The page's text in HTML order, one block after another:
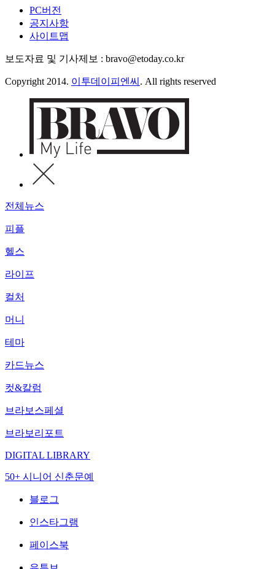
PC버전
공지사항
사이트맵
보도자료 및 기사제보 : bravo@etoday.co.kr
Copyright 2014. 이투데이피엔씨 . All rights reserved
전체뉴스
피플
헬스
라이프
컬처
머니
테마
카드뉴스
컷&칼럼
브라보스페셜
브라보리포트
DIGITAL LIBRARY
50+ 시니어 신춘문예
블로그
인스타그램
페이스북